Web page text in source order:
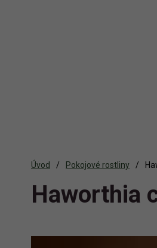
Úvod Pokojové rostliny
Haworthia